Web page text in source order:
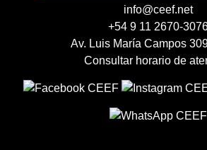
info@ceef.net
+54 9 11 2670-
Av. Luis María Campos
Consultar horario de